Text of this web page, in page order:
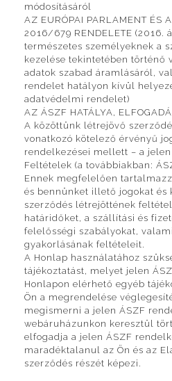
módosításáról
AZ EURÓPAI PARLAMENT ÉS
2016/679 RENDELETE (2016.
természetes személyeknek a
kezelése tekintetében történő
adatok szabad áramlásáról,
rendelet hatályon kívül
adatvédelmi rendelet)
AZ ÁSZF HATÁLYA,
A közöttünk létrejövő
vonatkozó kötelező érvényű
rendelkezései mellett – a
Feltételek (a továbbiakban:
Ennek megfelelően
és bennünket illető jogokat és
szerződés létrejöttének
határidőket, a szállítási és
felelősségi szabályokat,
gyakorlásának feltételeit.
A Honlap használatához
tájékoztatást, melyet jelen
Honlapon elérhető egyéb
Ön a megrendelése
megismerni a jelen ÁSZF
webáruházunkon keresztül
elfogadja a jelen ÁSZF
maradéktalanul az Ön és az
szerződés részét képezi.